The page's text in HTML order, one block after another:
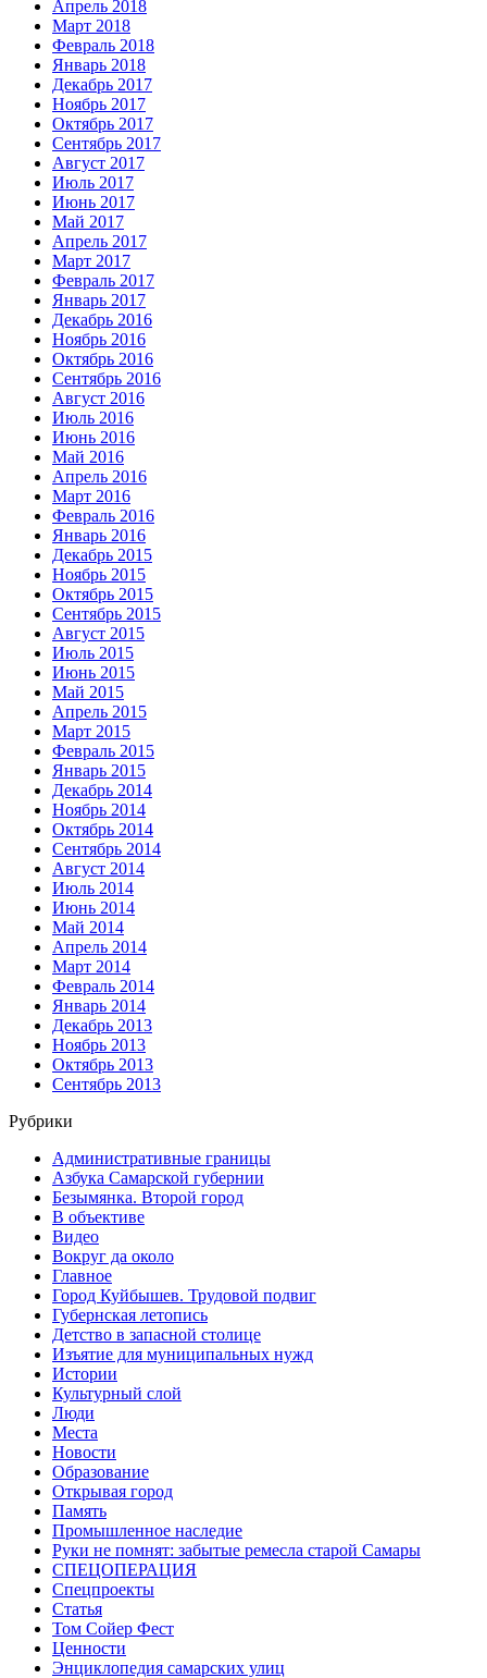
Апрель 2018
Март 2018
Февраль 2018
Январь 2018
Декабрь 2017
Ноябрь 2017
Октябрь 2017
Сентябрь 2017
Август 2017
Июль 2017
Июнь 2017
Май 2017
Апрель 2017
Март 2017
Февраль 2017
Январь 2017
Декабрь 2016
Ноябрь 2016
Октябрь 2016
Сентябрь 2016
Август 2016
Июль 2016
Июнь 2016
Май 2016
Апрель 2016
Март 2016
Февраль 2016
Январь 2016
Декабрь 2015
Ноябрь 2015
Октябрь 2015
Сентябрь 2015
Август 2015
Июль 2015
Июнь 2015
Май 2015
Апрель 2015
Март 2015
Февраль 2015
Январь 2015
Декабрь 2014
Ноябрь 2014
Октябрь 2014
Сентябрь 2014
Август 2014
Июль 2014
Июнь 2014
Май 2014
Апрель 2014
Март 2014
Февраль 2014
Январь 2014
Декабрь 2013
Ноябрь 2013
Октябрь 2013
Сентябрь 2013
Рубрики
Административные границы
Азбука Самарской губернии
Безымянка. Второй город
В объективе
Видео
Вокруг да около
Главное
Город Куйбышев. Трудовой подвиг
Губернская летопись
Детство в запасной столице
Изъятие для муниципальных нужд
Истории
Культурный слой
Люди
Места
Новости
Образование
Открывая город
Память
Промышленное наследие
Руки не помнят: забытые ремесла старой Самары
СПЕЦОПЕРАЦИЯ
Спецпроекты
Статья
Том Сойер Фест
Ценности
Энциклопедия самарских улиц